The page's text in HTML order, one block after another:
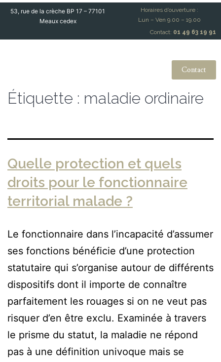
53, rue de la crèche BP 17 – 77101
Meaux cedex
Horaires d’ouverture :
Lun – Ven 9.00 – 19.00
Contact: 01 49 63 19 91
Contact
Étiquette : maladie ordinaire
Quelle protection et quels
droits pour le fonctionnaire
territorial malade ?
Le fonctionnaire dans l’incapacité d’assumer
ses fonctions bénéficie d’une protection
statutaire qui s’organise autour de différents
dispositifs dont il importe de connaître
parfaitement les rouages si on ne veut pas
risquer d’en être exclu. Examinée à travers
le prisme du statut, la maladie ne répond
pas à une définition univoque mais se